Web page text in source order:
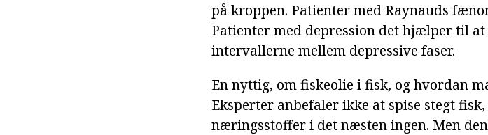
på kroppen. Patienter med Raynauds
Patienter med depression det hjælper til
intervallerne mellem depressive faser.
En nyttig, om fiskeolie i fisk, og hvordan
Eksperter anbefaler ikke at spise stegt
næringsstoffer i det næsten ingen. Men